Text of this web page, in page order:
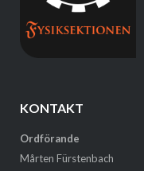
KONTAKT
Ordförande
Mårten Fürstenbach